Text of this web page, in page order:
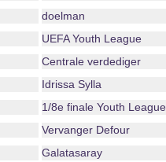
doelman
UEFA Youth League
Centrale verdediger
Idrissa Sylla
1/8e finale Youth League
Vervanger Defour
Galatasaray